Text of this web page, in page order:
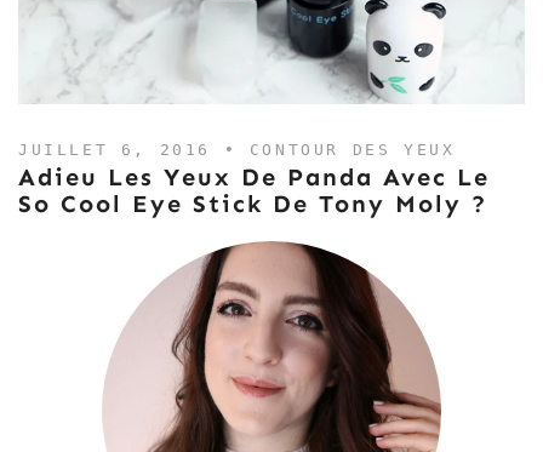
JUILLET 6, 2016 • CONTOUR DES YEUX
Adieu Les Yeux De Panda Avec Le
So Cool Eye Stick De Tony Moly ?